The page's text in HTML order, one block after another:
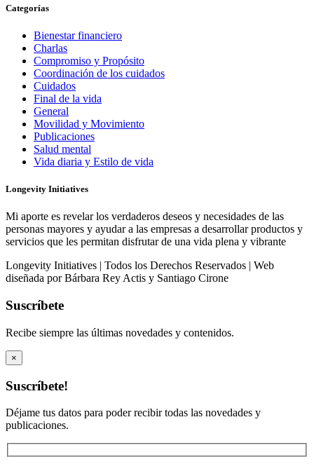
Categorías
Bienestar financiero
Charlas
Compromiso y Propósito
Coordinación de los cuidados
Cuidados
Final de la vida
General
Movilidad y Movimiento
Publicaciones
Salud mental
Vida diaria y Estilo de vida
Longevity Initiatives
Mi aporte es revelar los verdaderos deseos y necesidades de las
personas mayores y ayudar a las empresas a desarrollar productos y
servicios que les permitan disfrutar de una vida plena y vibrante
Longevity Initiatives | Todos los Derechos Reservados | Web
diseñada por Bárbara Rey Actis y Santiago Cirone
Suscríbete
Recibe siempre las últimas novedades y contenidos.
×
Suscríbete!
Déjame tus datos para poder recibir todas las novedades y
publicaciones.